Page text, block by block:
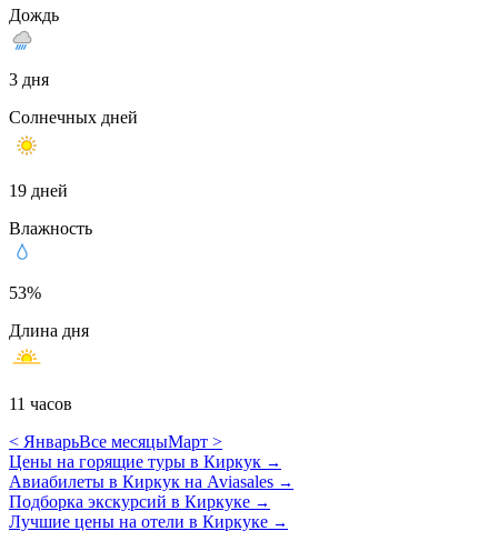
Дождь
3 дня
Солнечных дней
19 дней
Влажность
53%
Длина дня
11 часов
< ЯнварьВсе месяцыМарт >
Цены на горящие туры в Киркук →
Авиабилеты в Киркук на Aviasales →
Подборка экскурсий в Киркуке →
Лучшие цены на отели в Киркуке →